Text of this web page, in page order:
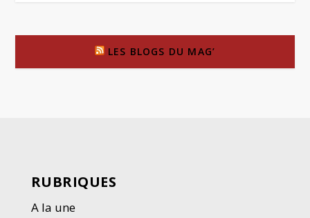
LES BLOGS DU MAG’
RUBRIQUES
A la une